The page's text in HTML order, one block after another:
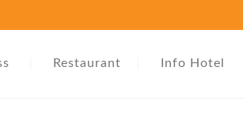
Restaurant Info Hotel